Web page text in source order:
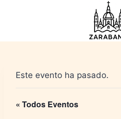
Este evento ha pasado.
« Todos Eventos